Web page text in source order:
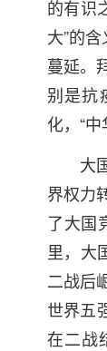
的有识
大”的
蔓延。
别是抗
化，“
大
界权力
了大国
里，大
二战后
世界五
在二战